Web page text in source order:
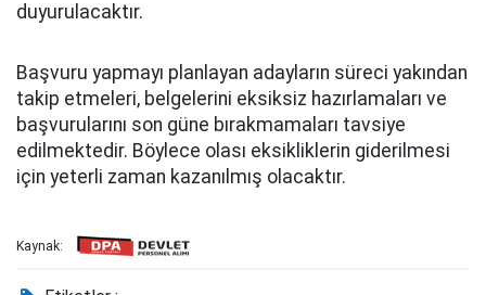
duyurulacaktır.
Başvuru yapmayı planlayan adayların süreci yakından
takip etmeleri, belgelerini eksiksiz hazırlamaları ve
başvurularını son güne bırakmamaları tavsiye
edilmektedir. Böylece olası eksikliklerin giderilmesi
için yeterli zaman kazanılmış olacaktır.
Kaynak: